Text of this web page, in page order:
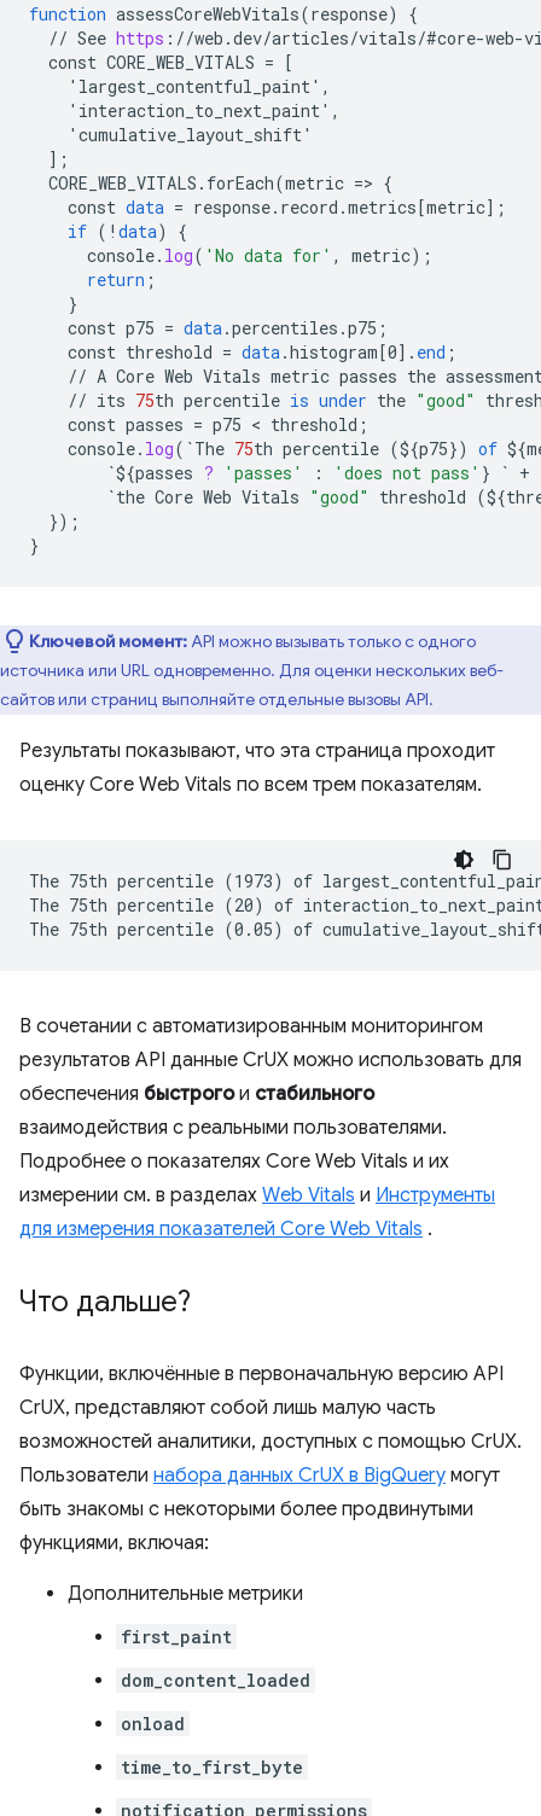
function assessCoreWebVitals(response)
{
// See https : //web .dev/articles/vitals/#core-web-
const CORE_WEB_VITALS = [
    'largest_contentful_paint',
    'interaction_to_next_paint',
    'cumulative_layout_shift'
] ;
CORE_WEB_VITALS . forEach(metric => {
const data = response. record .metrics[metric] ;
if ( ! data)
{
console. log( 'No data for' , metric);
return ;
}
const p75 = data.percentiles .p75 ;
const threshold = data.histogram[0] . end ;
// A Core Web Vitals metric passes the
// its 75th percentile is under the "good"
const passes = p75 < threshold ;
console. log( `The 75th percentile (${p75}) of ${
`${passes ? 'passes' : 'does not pass' } ` +
`the Core Web Vitals "good" threshold (${
});
}
Ключевой момент:API можно вызывать только с одного
источника или URL одновременно. Для оценки нескольких веб-
сайтов или страниц выполняйте отдельные вызовы API.
Результаты показывают, что эта страница проходит
оценку Core Web Vitals по всем трем показателям.
The 75th percentile (1973) of
The 75th percentile (20) of
В сочетании с автоматизированным мониторингом
результатов API данные CrUX можно использовать для
обеспечения быстрогои стабильного
взаимодействия с реальными пользователями.
Подробнее о показателях Core Web Vitals и их
измерении см. в разделах Web Vitals и Инструменты
для измерения показателей Core Web Vitals .
Что дальше?
Функции, включённые в первоначальную версию API
CrUX, представляют собой лишь малую часть
возможностей аналитики, доступных с помощью CrUX.
Пользователи набора данных CrUX в BigQuery могут
быть знакомы с некоторыми более продвинутыми
функциями, включая:
Дополнительные метрики
first_paint
dom_content_loaded
onload
time_to_first_byte
notification_permissions